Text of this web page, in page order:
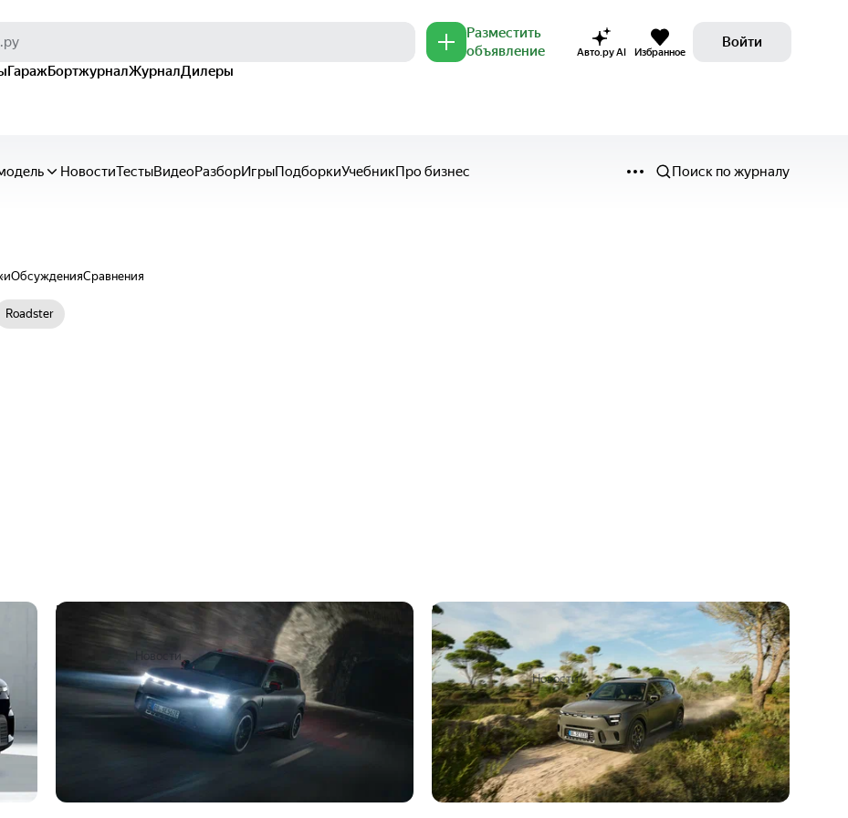
Разместить
объявление
Авто.ру AI Избранное
Войти
ГаражБортжурналЖурналДилеры
НовостиТестыВидеоРазборИгрыПодборкиУчебникПро бизнес Поиск по журналу
ОбсужденияСравнения
Roadster
Представлен самый большой Smart от
Brabus
Новости
Электрокроссовер Smart #5 для Европы
оказался в полтора раза дороже
китайского аналога
122 марта 2025Новости